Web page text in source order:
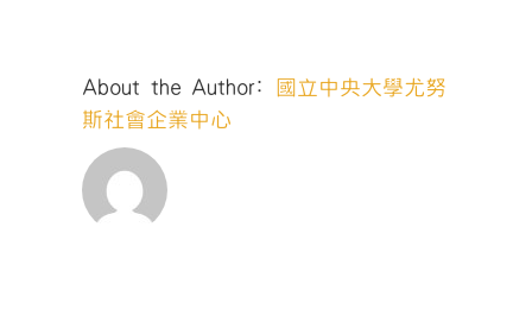
About the Author:
國立中央大學尤努
斯社會企業中心